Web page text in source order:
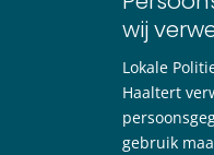
wij
Lokale
Haaltert
gebruik